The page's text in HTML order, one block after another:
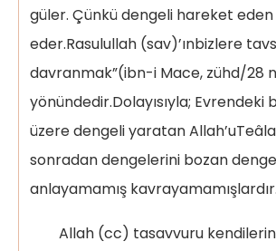
güler. Çünkü dengeli hareket
eder.Rasulullah (sav)’ınbizlere
davranmak”(ibn-i Mace, zühd/28
yönündedir.Dolayısıyla; Evrendeki
üzere dengeli yaratan
sonradan dengelerini bozan
anlayamamış kavrayamamışlardır.
Allah (cc) tasavvuru